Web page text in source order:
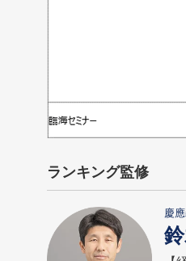
ランキング監修
慶